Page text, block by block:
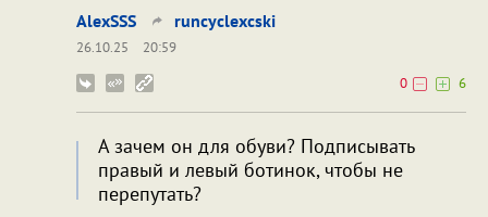
AlexSSS runcyclexcski
26.10.25
20:59
0
6
А зачем он для обуви? Подписывать
правый и левый ботинок, чтобы не
перепутать?